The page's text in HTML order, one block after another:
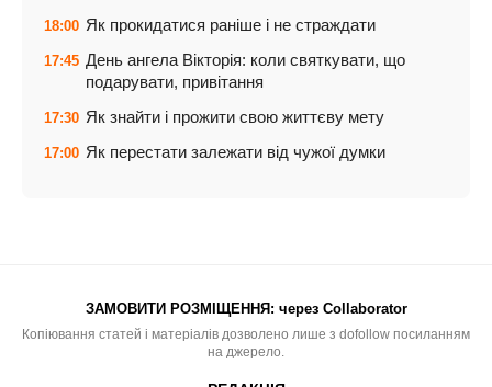
18:00 Як прокидатися раніше і не страждати
17:45 День ангела Вікторія: коли святкувати, що
подарувати, привітання
17:30 Як знайти і прожити свою життєву мету
17:00 Як перестати залежати від чужої думки
ЗАМОВИТИ РОЗМІЩЕННЯ: через Collaborator
Копіювання статей і матеріалів дозволено лише з dofollow посиланням
на джерело.